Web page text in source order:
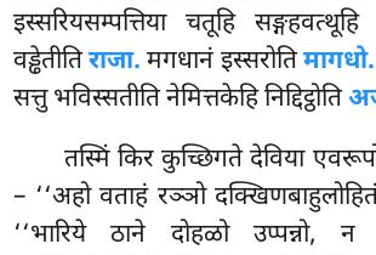
इस्सरियसम्पत्तिया चतूहि
वड्ढेतीतिराजा. मगधानं इस्सरोतिमागधो.
सत्तु भविस्सतीति नेमित्तकेहि निद्दिट्ठोति
तस्मिं किर कुच्छिगते देविया
– ‘‘अहोवताहं रञ्ञो दक्खिणबाहुलोहितं
‘‘भारिये ठाने दोहळो उप्पन्नो,